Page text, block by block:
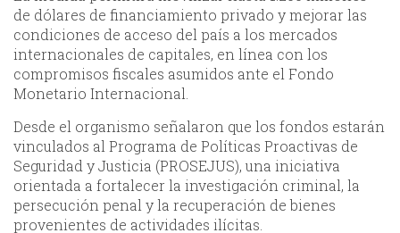
de dólares de financiamiento privado y mejorar las
condiciones de acceso del país a los mercados
internacionales de capitales, en línea con los
compromisos fiscales asumidos ante el Fondo
Monetario Internacional.
Desde el organismo señalaron que los fondos estarán
vinculados al Programa de Políticas Proactivas de
Seguridad y Justicia (PROSEJUS), una iniciativa
orientada a fortalecer la investigación criminal, la
persecución penal y la recuperación de bienes
provenientes de actividades ilícitas.